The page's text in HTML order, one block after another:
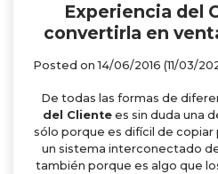
Experiencia del
convertirla en
Posted on14/06/2016 (11/03/
De todas las formas de
del Clientees sin duda una
sólo porque es difícil de
un sistema interconectado
también porque es algo que